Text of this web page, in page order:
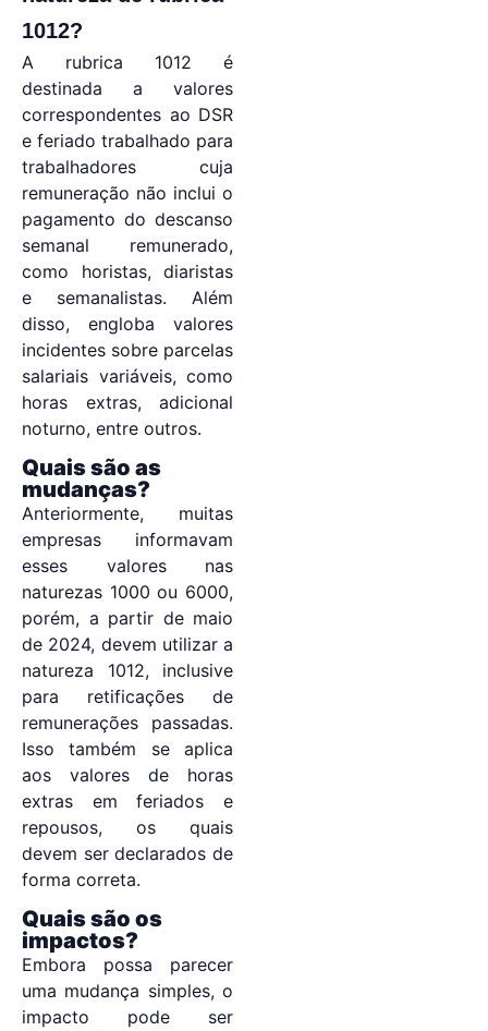
1012?
A rubrica 1012 é
destinada a valores
correspondentes ao DSR
e feriado trabalhado para
trabalhadores cuja
remuneração não inclui o
pagamento do descanso
semanal remunerado,
como horistas, diaristas
e semanalistas. Além
disso, engloba valores
incidentes sobre parcelas
salariais variáveis, como
horas extras, adicional
noturno, entre outros.
Quais são as
mudanças?
Anteriormente, muitas
empresas informavam
esses valores nas
naturezas 1000 ou 6000,
porém, a partir de maio
de 2024, devem utilizar a
natureza 1012, inclusive
para retificações de
remunerações passadas.
Isso também se aplica
aos valores de horas
extras em feriados e
repousos, os quais
devem ser declarados de
forma correta.
Quais são os
impactos?
Embora possa parecer
uma mudança simples, o
impacto pode ser